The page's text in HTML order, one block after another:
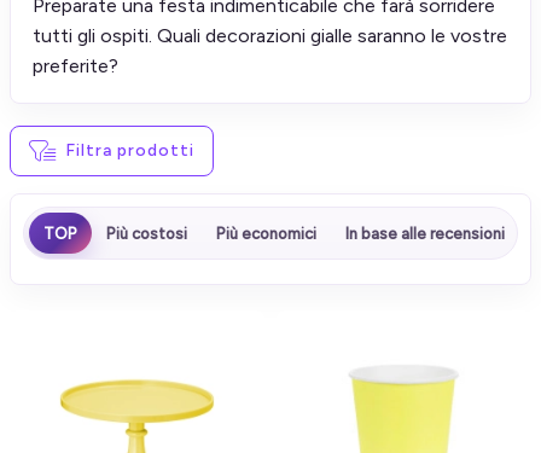
Preparate una festa indimenticabile che farà sorridere
tutti gli ospiti. Quali decorazioni gialle saranno le vostre
preferite?
Filtra prodotti
TOP Più costosi Più economici In base alle recensioni